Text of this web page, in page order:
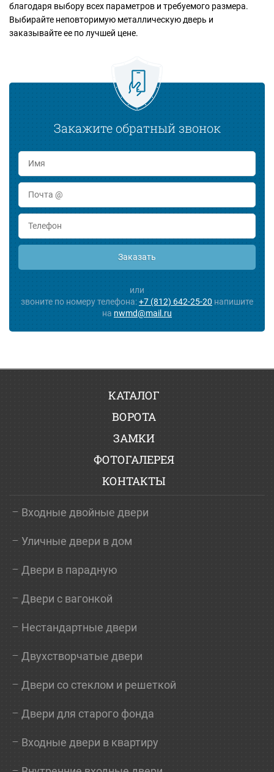
благодаря выбору всех параметров и требуемого размера.
Выбирайте неповторимую металлическую дверь и
заказывайте ее по лучшей цене.
Закажите обратный звонок
Заказать
или
звоните по номеру телефона:+7 (812) 642-25-20 напишите
на nwmd@mail.ru
КАТАЛОГ
ВОРОТА
ЗАМКИ
ФОТОГАЛЕРЕЯ
КОНТАКТЫ
Входные двойные двери
Уличные двери в дом
Двери в парадную
Двери с вагонкой
Нестандартные двери
Двухстворчатые двери
Двери со стеклом и решеткой
Двери для старого фонда
Входные двери в квартиру